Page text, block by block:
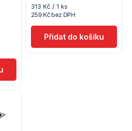
259 Kč bez DPH
Měrná
cena:
313 Kč / 1 ks